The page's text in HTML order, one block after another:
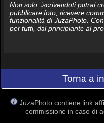
Non solo: iscrivendoti potrai
pubblicare foto, ricevere
funzionalità di JuzaPhoto.
per tutti, dal principiante al
Torna a
JuzaPhoto contiene link
commissione in caso di